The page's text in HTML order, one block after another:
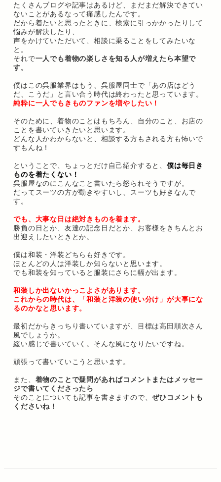
たくさんブログや記事はあるけど、まだまだ解決できてい
ないことがあるなって痛感したんです。
だから着たいと思ったときに、検索に引っかかったりして
悩みが解決したり、
声をかけていただいて、相談に乗ることをしてみたいな
と。
それで一人でも着物の楽しさを知る人が増えたら本望で
す。
僕はこの呉服業界はもう、呉服屋同士で「あの店はどう
だ、こうだ」と言い合う時代は終わったと思っています。
純粋に一人でもきものファンを増やしたい！
そのために、着物のことはもちろん、自分のこと、お店の
ことを書いていきたいと思います。
どんな人かわからないと、相談する方もされる方も怖いで
すもんね！
ということで、ちょっとだけ自己紹介すると、 僕は毎日き
ものを着たくない！
呉服屋なのにこんなこと書いたら怒られそうですが。
だってスーツの方が動きやすいし、スーツも好きなんで
す。
でも、大事な日は絶対きものを着ます。
勝負の日とか、友達の記念日だとか、お客様をきちんとお
出迎えしたいときとか。
僕は和装・洋装どちらも好きです。
ほとんどの人は洋装しか知らないと思います。
でも和装を知っていると服装にさらに幅が出ます。
和装しか出ないかっこよさがあります。
これからの時代は、「和装と洋装の使い分け」が大事にな
るのかなと思います。
最初だからきっちり書いていますが、目標は高田順次さん
風でしょうか。
緩い感じで書いていく。そんな風になりたいですね。
頑張って書いていこうと思います。
また、 着物のことで疑問があればコメントまたはメッセー
ジで書いてくださったら
そのことについても記事を書きますので、ぜひコメントも
くださいね！